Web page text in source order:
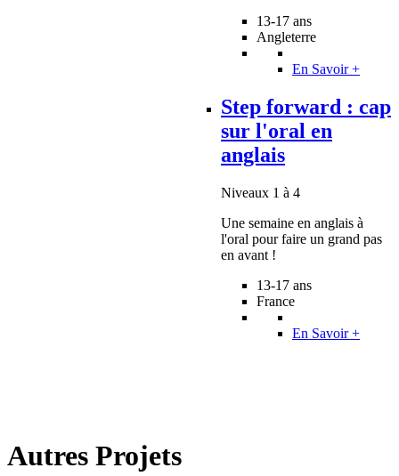
13-17 ans
Angleterre
En Savoir +
Step forward : cap
sur l'oral en
anglais
Niveaux 1 à 4
Une semaine en anglais à
l'oral pour faire un grand pas
en avant !
13-17 ans
France
En Savoir +
Autres Projets